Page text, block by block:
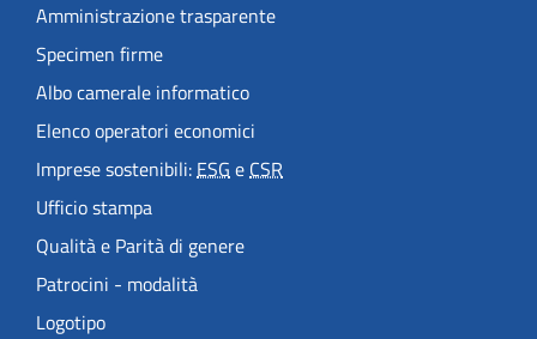
Amministrazione trasparente
Specimen firme
Albo camerale informatico
Elenco operatori economici
Imprese sostenibili:ESGeCSR
Ufficio stampa
Qualità e Parità di genere
Patrocini - modalità
Logotipo